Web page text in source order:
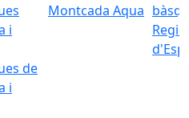
de
i
Montcada Aqua